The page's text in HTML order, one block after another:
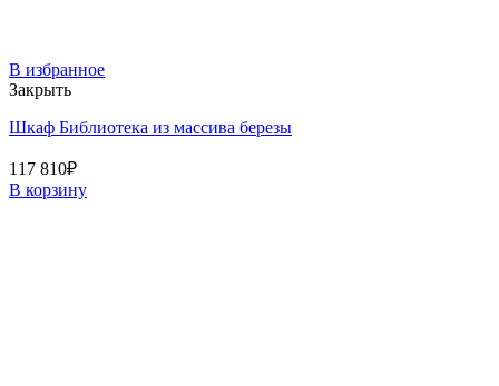
В избранное
Закрыть
Шкаф Библиотека из массива березы
117 810₽
В корзину